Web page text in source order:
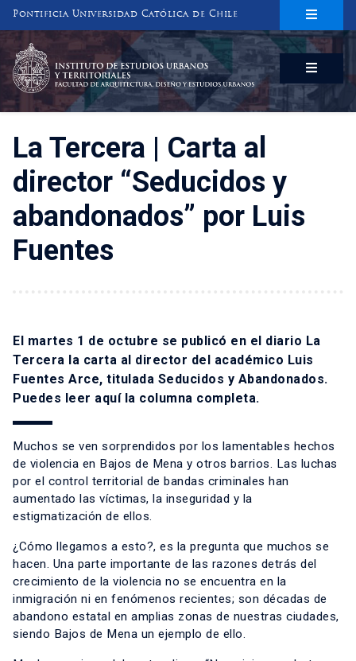
Pontificia Universidad Católica de Chile
INSTITUTO DE ESTUDIOS URBANOS
Y TERRITORIALES
FACULTAD DE ARQUITECTURA, DISEÑO Y ESTUDIOS URBANOS
La Tercera | Carta al
director “Seducidos y
abandonados” por Luis
Fuentes
El martes 1 de octubre se publicó en el diario La
Tercera la carta al director del académico Luis
Fuentes Arce, titulada Seducidos y Abandonados.
Puedes leer aquíla columna completa.
Muchos se ven sorprendidos por los lamentables hechos
de violencia en Bajos de Mena y otros barrios. Las luchas
por el control territorial de bandas criminales han
aumentado las víctimas, la inseguridad y la
estigmatización de ellos.
¿Cómo llegamos a esto?, es la pregunta que muchos se
hacen. Una parte importante de las razones detrás del
crecimiento de la violencia no se encuentra en la
inmigración ni en fenómenos recientes; son décadas de
abandono estatal en amplias zonas de nuestras ciudades,
siendo Bajos de Mena un ejemplo de ello.